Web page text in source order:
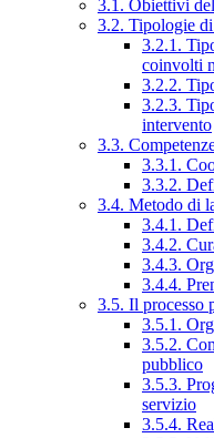
3.1. Obiettivi
3.2. Tipologie
3.2.1.
coinvolti
3.2.2.
3.2.3.
intervento
3.3.
3.3.1.
3.3.2.
3.4. Metodo di
3.4.1.
3.4.2.
3.4.3.
3.4.4.
3.5. Il processo
3.5.1.
3.5.2.
pubblico
3.5.3.
servizio
3.5.4.